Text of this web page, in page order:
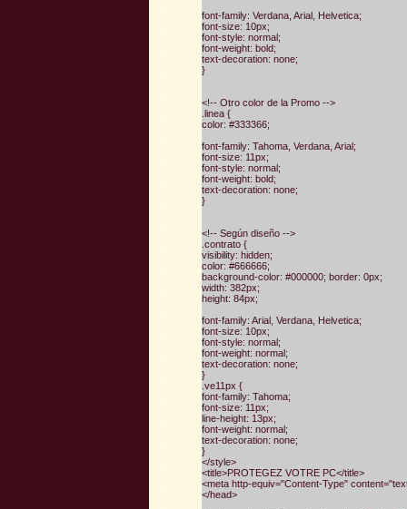
font-family: Verdana, Arial, Helvetica;
font-size: 10px;
font-style: normal;
font-weight: bold;
text-decoration: none;
}
<!-- Otro color de la Promo -->
.linea {
color: #333366;
font-family: Tahoma, Verdana, Arial;
font-size: 11px;
font-style: normal;
font-weight: bold;
text-decoration: none;
}
<!-- Según diseño -->
.contrato {
visibility: hidden;
color: #666666;
background-color: #000000; border: 0px;
width: 382px;
height: 84px;
font-family: Arial, Verdana, Helvetica;
font-size: 10px;
font-style: normal;
font-weight: normal;
text-decoration: none;
}
.ve11px {
font-family: Tahoma;
font-size: 11px;
line-height: 13px;
font-weight: normal;
text-decoration: none;
}
</style>
<title>PROTEGEZ VOTRE PC</title>
<meta http-equiv="Content-Type"
</head>